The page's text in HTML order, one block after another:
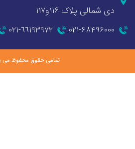
۱۱۶و۱۱۷
٦٦١٩٣٩٧٢-٠٢١
تمامی حقوق محفوظ می باشد .